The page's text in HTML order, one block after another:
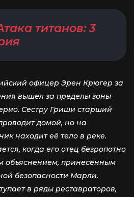
титанов: 3
офицер Эрен Крюгер за
вышел за пределы зоны
Сестру Гриши старший
домой, но на
находит её тело в реке.
когда его отец безропотно
объяснением, принесённым
безопасности Марли.
в ряды реставраторов,